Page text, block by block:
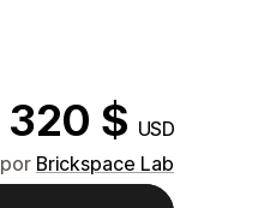
320 $ USD
por Brickspace Lab